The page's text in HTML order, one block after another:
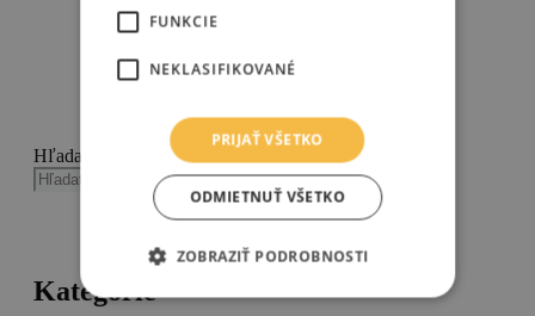
variantov.
Možnosti
môžete
na
stránke
produktu.
54.00€
Výber možnostíTento
produkt
má
viacero
variantov.
Možnosti
môžete
na
Hľadanie
Hľadanie
Kategórie
FUNKCIE
NEKLASIFIKOVANÉ
PRIJAŤ VŠETKO
ODMIETNUŤ VŠETKO
ZOBRAZIŤ PODROBNOSTI